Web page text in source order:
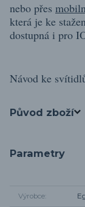
nebo přes
která je ke
dostupná i pro
Návod ke
Původ zboží
Parametry
Výrobce